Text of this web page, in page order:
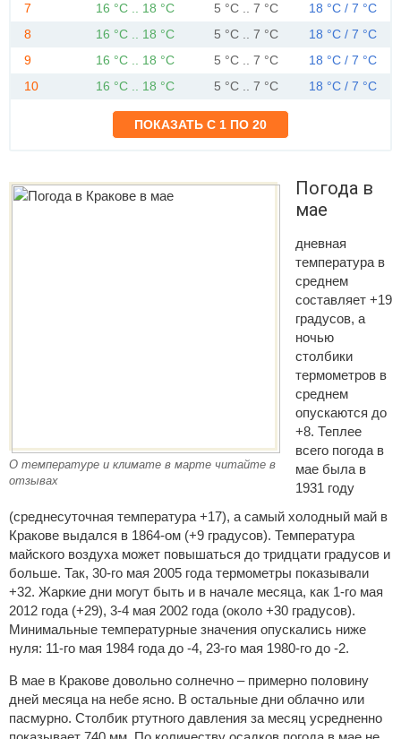
7
16 °C .. 18 °C 5 °C .. 7 °C
18 °C / 7 °C
8
16 °C .. 18 °C 5 °C .. 7 °C
18 °C / 7 °C
9
16 °C .. 18 °C 5 °C .. 7 °C
18 °C / 7 °C
10
16 °C .. 18 °C 5 °C .. 7 °C 18 °C / 7 °C
О температуре и климате в марте читайте в
отзывах
Погода в
мае
дневная
температура в
среднем
составляет +19
градусов, а
ночью
столбики
термометров в
среднем
опускаются до
+8. Теплее
всего погода в
мае была в
1931 году
(среднесуточная температура +17), а самый холодный май в
Кракове выдался в 1864-ом (+9 градусов). Температура
майского воздуха может повышаться до тридцати градусов и
больше. Так, 30-го мая 2005 года термометры показывали
+32. Жаркие дни могут быть и в начале месяца, как 1-го мая
2012 года (+29), 3-4 мая 2002 года (около +30 градусов).
Минимальные температурные значения опускались ниже
нуля: 11-го мая 1984 года до -4, 23-го мая 1980-го до -2.
В мае в Кракове довольно солнечно – примерно половину
дней месяца на небе ясно. В остальные дни облачно или
пасмурно. Столбик ртутного давления за месяц усредненно